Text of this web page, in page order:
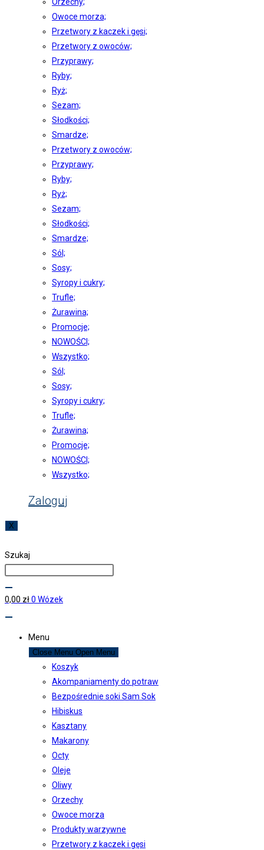
Owoce morza;
Przetwory z kaczek i gęsi;
Przetwory z owoców;
Przyprawy;
Ryby;
Ryż;
Sezam;
Słodkości;
Smardze;
Przetwory z owoców;
Przyprawy;
Ryby;
Ryż;
Sezam;
Słodkości;
Smardze;
Sól;
Sosy;
Syropy i cukry;
Trufle;
Żurawina;
Promocje;
NOWOŚCI;
Wszystko;
Sól;
Sosy;
Syropy i cukry;
Trufle;
Żurawina;
Promocje;
NOWOŚCI;
Wszystko;
Zaloguj
X
Szukaj
0,00 zł0 Wózek
Menu
Close Menu Open Menu
Koszyk
Akompaniamenty do potraw
Bezpośrednie soki Sam Sok
Hibiskus
Kasztany
Makarony
Octy
Oleje
Oliwy
Orzechy
Owoce morza
Produkty warzywne
Przetwory z kaczek i gęsi